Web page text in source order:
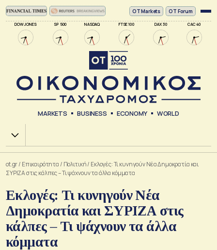
DOW JONES SP 500 NASDAQ FTSE 100 DAX 30 CAC 40
ΟΤ Markets OT Forum
MARKETS BUSINESS ECONOMY WORLD
Χ.Α.
ot.gr/ Επικαιρότητα / Πολιτική/ Εκλογές: Τι κυνηγούν Νέα Δημοκρατία και
ΣΥΡΙΖΑ στις κάλπες – Τι ψάχνουν τα άλλα κόμματα
Εκλογές: Τι κυνηγούν Νέα
Δημοκρατία και ΣΥΡΙΖΑ στις
κάλπες – Τι ψάχνουν τα άλλα
κόμματα